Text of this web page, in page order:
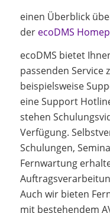
einen Überblick
der ecoDMS
ecoDMS bietet
passenden Service
beispielsweise
eine Support
stehen
Verfügung.
Schulungen,
Fernwartung
Auch wir bieten
mit bestehendem